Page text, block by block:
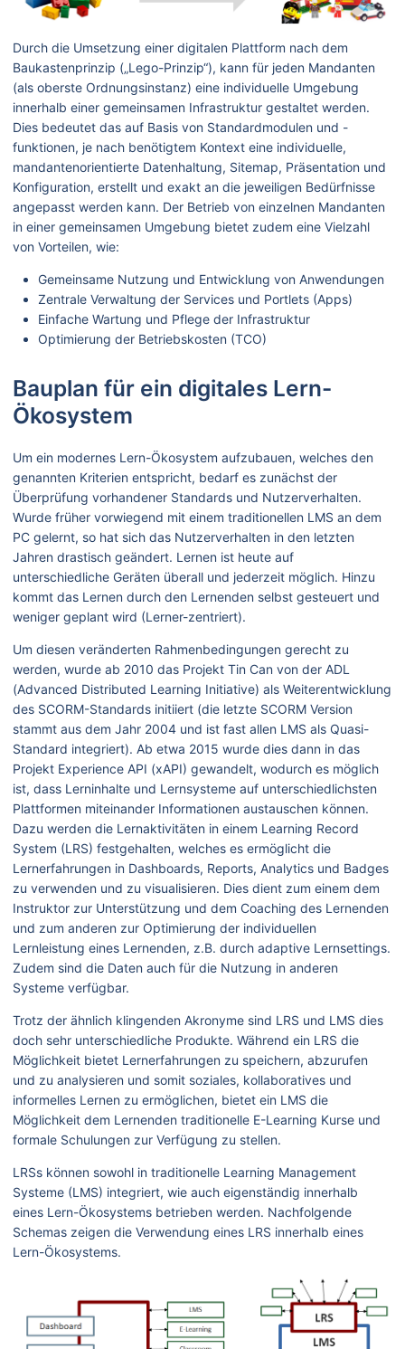
Durch die Umsetzung einer digitalen Plattform nach dem
Baukastenprinzip („Lego-Prinzip“), kann für jeden Mandanten
(als oberste Ordnungsinstanz) eine individuelle Umgebung
innerhalb einer gemeinsamen Infrastruktur gestaltet werden.
Dies bedeutet das auf Basis von Standardmodulen und -
funktionen, je nach benötigtem Kontext eine individuelle,
mandantenorientierte Datenhaltung, Sitemap, Präsentation und
Konfiguration, erstellt und exakt an die jeweiligen Bedürfnisse
angepasst werden kann. Der Betrieb von einzelnen Mandanten
in einer gemeinsamen Umgebung bietet zudem eine Vielzahl
von Vorteilen, wie:
Gemeinsame Nutzung und Entwicklung von Anwendungen
Zentrale Verwaltung der Services und Portlets (Apps)
Einfache Wartung und Pflege der Infrastruktur
Optimierung der Betriebskosten (TCO)
Bauplan für ein digitales Lern-
Ökosystem
Um ein modernes Lern-Ökosystem aufzubauen, welches den
genannten Kriterien entspricht, bedarf es zunächst der
Überprüfung vorhandener Standards und Nutzerverhalten.
Wurde früher vorwiegend mit einem traditionellen LMS an dem
PC gelernt, so hat sich das Nutzerverhalten in den letzten
Jahren drastisch geändert. Lernen ist heute auf
unterschiedliche Geräten überall und jederzeit möglich. Hinzu
kommt das Lernen durch den Lernenden selbst gesteuert und
weniger geplant wird (Lerner-zentriert).
Um diesen veränderten Rahmenbedingungen gerecht zu
werden, wurde ab 2010 das Projekt Tin Can von der ADL
(Advanced Distributed Learning Initiative) als Weiterentwicklung
des SCORM-Standards initiiert (die letzte SCORM Version
stammt aus dem Jahr 2004 und ist fast allen LMS als Quasi-
Standard integriert). Ab etwa 2015 wurde dies dann in das
Projekt Experience API (xAPI) gewandelt, wodurch es möglich
ist, dass Lerninhalte und Lernsysteme auf unterschiedlichsten
Plattformen miteinander Informationen austauschen können.
Dazu werden die Lernaktivitäten in einem Learning Record
System (LRS) festgehalten, welches es ermöglicht die
Lernerfahrungen in Dashboards, Reports, Analytics und Badges
zu verwenden und zu visualisieren. Dies dient zum einem dem
Instruktor zur Unterstützung und dem Coaching des Lernenden
und zum anderen zur Optimierung der individuellen
Lernleistung eines Lernenden, z.B. durch adaptive Lernsettings.
Zudem sind die Daten auch für die Nutzung in anderen
Systeme verfügbar.
Trotz der ähnlich klingenden Akronyme sind LRS und LMS dies
doch sehr unterschiedliche Produkte. Während ein LRS die
Möglichkeit bietet Lernerfahrungen zu speichern, abzurufen
und zu analysieren und somit soziales, kollaboratives und
informelles Lernen zu ermöglichen, bietet ein LMS die
Möglichkeit dem Lernenden traditionelle E-Learning Kurse und
formale Schulungen zur Verfügung zu stellen.
LRSs können sowohl in traditionelle Learning Management
Systeme (LMS) integriert, wie auch eigenständig innerhalb
eines Lern-Ökosystems betrieben werden. Nachfolgende
Schemas zeigen die Verwendung eines LRS innerhalb eines
Lern-Ökosystems.